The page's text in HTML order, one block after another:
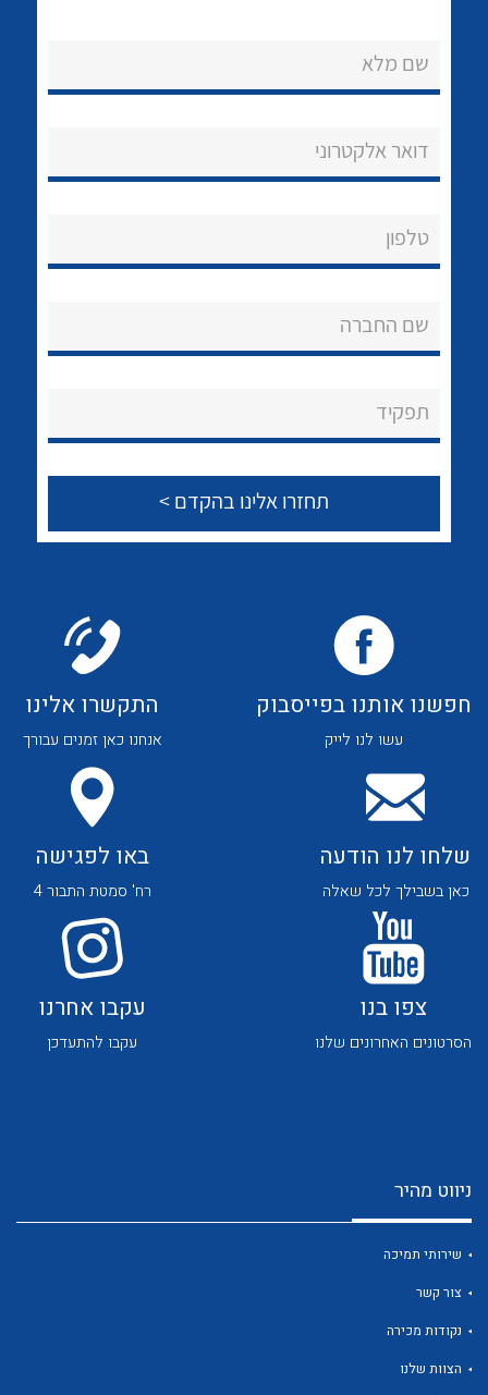
נקודות מכירה
About Ateka Ltd.
צור קשר
לכל מוצרי היצרן
לכל מוצרי היצרן לכל מוצרי היצרן
לכל מוצרי היצרן לכל מוצרי היצרן
לכל מוצרי היצרן לכל מוצרי היצרן
שם מלא
דואר אלקטרוני
טלפון
שם החברה
תפקיד
חפשנו אותנו בפייסבוק
עשו לנו לייק
התקשרו אלינו
אנחנו כאן זמנים עבורך
שלחו לנו הודעה
כאן בשבילך לכל שאלה
באו לפגישה
רח' סמטת התבור 4
צפו בנו
הסרטונים האחרונים שלנו
עקבו אחרנו
עקבו להתעדכן
ניווט מהיר
שירותי תמיכה
צור קשר
נקודות מכירה
הצוות שלנו